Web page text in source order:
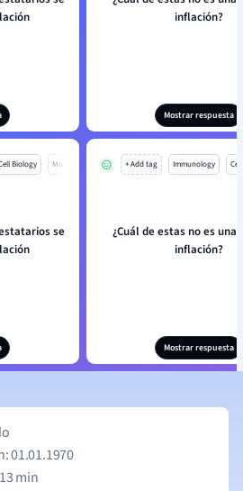
inflación?
Mostrar respuesta
Biology Mo
se
+ Add tag Immunology
¿Cuál de estas no es una
inflación?
Mostrar respuesta
01.01.1970
min